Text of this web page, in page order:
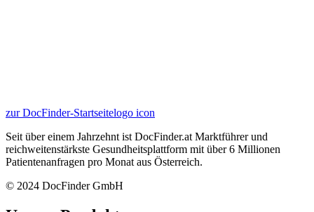
zur DocFinder-Startseitelogo icon
Seit über einem Jahrzehnt ist DocFinder.at Marktführer und
reichweitenstärkste Gesundheitsplattform mit über 6 Millionen
Patientenanfragen pro Monat aus Österreich.
© 2024 DocFinder GmbH